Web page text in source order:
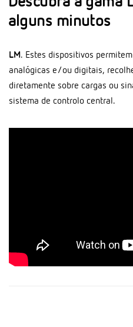
alguns minutos
LM. Estes dispositivos
analógicas e/ou digitais,
diretamente sobre cargas ou
sistema de controlo central.